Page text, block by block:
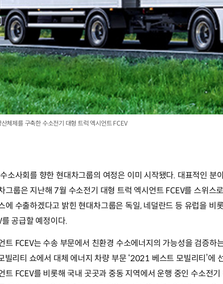
체제를 구축한 수소전기 대형 트럭 엑시언트 FCEV
소사회를 향한 현대차그룹의 여정은 이미 시작됐다. 대표적인
그룹은 지난해 7월 수소전기 대형 트럭 엑시언트 FCEV를 스위
에 수출하겠다고 밝힌 현대차그룹은 독일, 네덜란드 등 유럽을
를 공급할 예정이다.
트 FCEV는 수송 부문에서 친환경 수소에너지의 가능성을 검증
빌리티 쇼에서 대체 에너지 차량 부문 ‘2021 베스트 모빌리티’
트 FCEV를 비롯해 국내 곳곳과 중동 지역에서 운행 중인 수소전